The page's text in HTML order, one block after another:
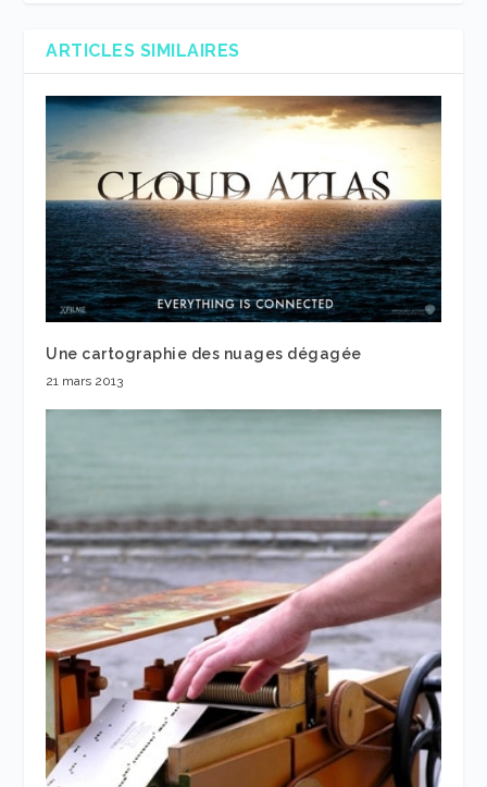
ARTICLES SIMILAIRES
Une cartographie des nuages dégagée
21 mars 2013